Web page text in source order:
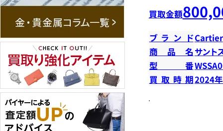
買取金額
ブランドCartier
商品名 サント
型番
買取時期2024